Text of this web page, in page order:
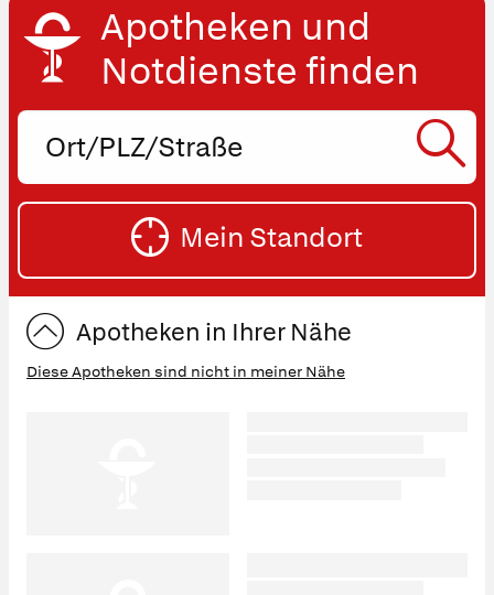
Apotheken und
Notdienste finden
Ort,
oder
Straße
Mein Standort
Apotheken in Ihrer Nähe
Diese Apotheken sind nicht in meiner Nähe